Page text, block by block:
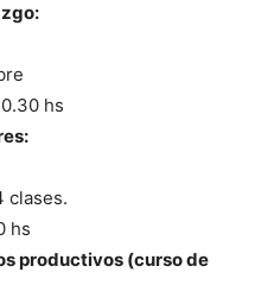
hs
clases.
hs
productivos (curso de